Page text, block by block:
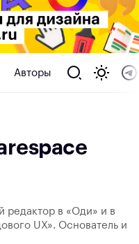
Авторы
редактор в «Оди» и в
UX». Основатель и